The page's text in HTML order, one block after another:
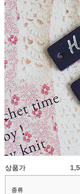
상품가
종류